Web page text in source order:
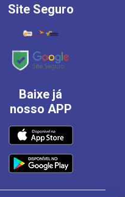
Site Seguro
Baixe já
nosso APP